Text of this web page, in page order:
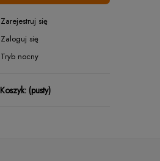
Zarejestruj się
Zaloguj się
Koszyk: (pusty)